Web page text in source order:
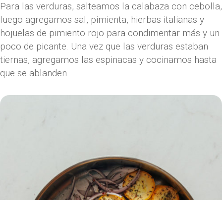
Para las verduras, salteamos la calabaza con cebolla,
luego agregamos sal, pimienta, hierbas italianas y
hojuelas de pimiento rojo para condimentar más y un
poco de picante. Una vez que las verduras estaban
tiernas, agregamos las espinacas y cocinamos hasta
que se ablanden.